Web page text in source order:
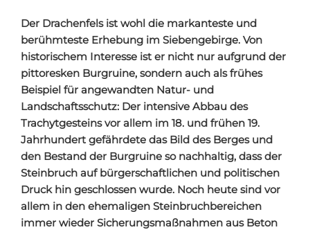
Der Drachenfels ist wohl die markanteste und
berühmteste Erhebung im Siebengebirge. Von
historischem Interesse ist er nicht nur aufgrund der
pittoresken Burgruine, sondern auch als frühes
Beispiel für angewandten Natur- und
Landschaftsschutz: Der intensive Abbau des
Trachytgesteins vor allem im 18. und frühen 19.
Jahrhundert gefährdete das Bild des Berges und
den Bestand der Burgruine so nachhaltig, dass der
Steinbruch auf bürgerschaftlichen und politischen
Druck hin geschlossen wurde. Noch heute sind vor
allem in den ehemaligen Steinbruchbereichen
immer wieder Sicherungsmaßnahmen aus Beton